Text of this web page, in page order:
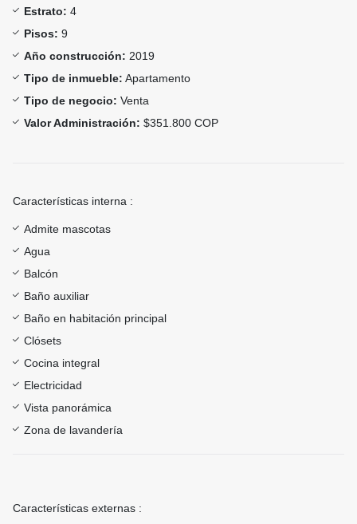
Estrato: 4
Pisos: 9
Año construcción: 2019
Tipo de inmueble: Apartamento
Tipo de negocio: Venta
Valor Administración: $351.800 COP
Características interna :
Admite mascotas
Agua
Balcón
Baño auxiliar
Baño en habitación principal
Clósets
Cocina integral
Electricidad
Vista panorámica
Zona de lavandería
Características externas :